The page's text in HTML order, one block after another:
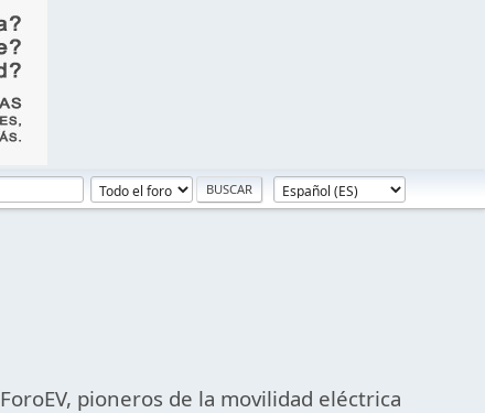
ForoEV, pioneros de la movilidad eléctrica